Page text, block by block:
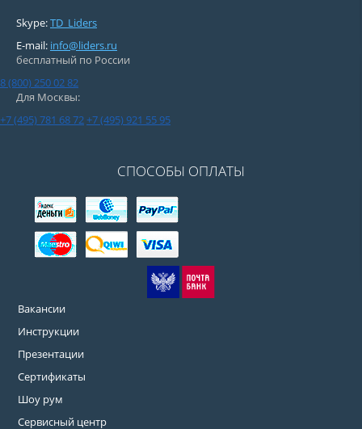
Skype:TD_Liders
E-mail: info@liders.ru
бесплатный по России
8 (800) 250 02 82
Для Москвы:
+7 (495) 781 68 72+7 (495) 921 55 95
СПОСОБЫ ОПЛАТЫ
Вакансии
Инструкции
Презентации
Сертификаты
Шоу рум
Сервисный центр